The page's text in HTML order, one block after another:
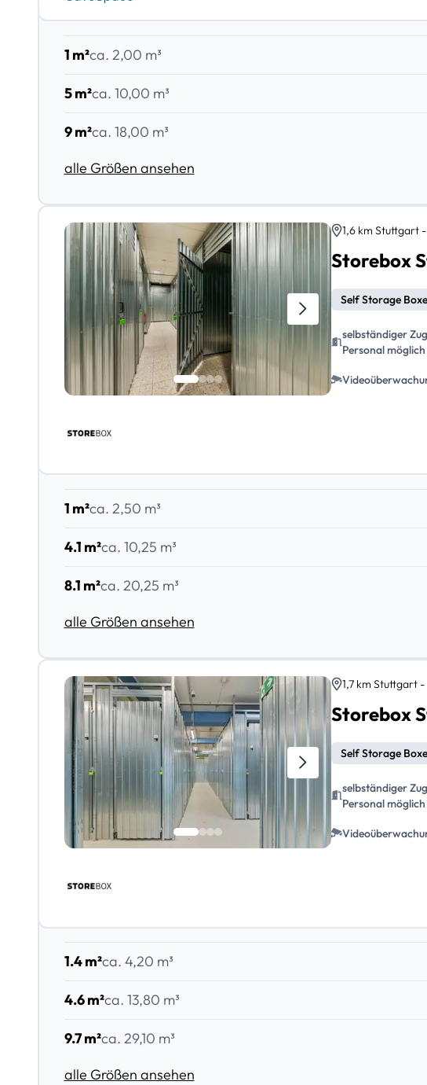
1 m²ca. 2,00 m³
5 m²ca. 10,00 m³
9 m²ca. 18,00 m³
alle Größen ansehen
1,6 km Stuttgart
Self Storage
selbständiger
Personal möglich
1 m²ca. 2,50 m³
4.1 m²ca. 10,25 m³
8.1 m²ca. 20,25 m³
alle Größen ansehen
1,7 km Stuttgart
Storebox
Self Storage
selbständiger
Personal möglich
1.4 m²ca. 4,20 m³
4.6 m²ca. 13,80 m³
9.7 m²ca. 29,10 m³
alle Größen ansehen